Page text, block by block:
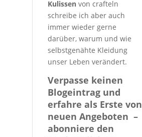
Kulissen von crafteln
schreibe ich aber auch
immer wieder gerne
darüber, warum und wie
selbstgenähte Kleidung
unser Leben verändert.
Verpasse keinen
Blogeintrag und
erfahre als Erste von
neuen Angeboten –
abonniere den